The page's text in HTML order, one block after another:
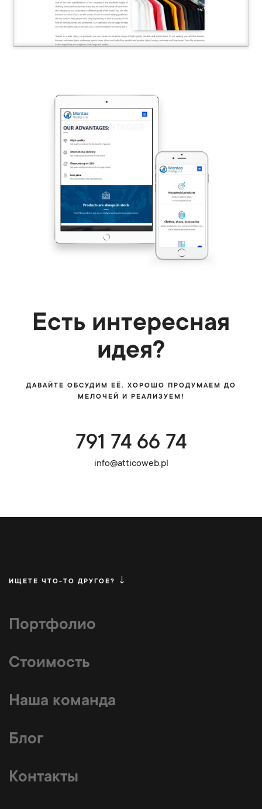
Есть интересная
идея?
ДАВАЙТЕ ОБСУДИМ ЕЁ. ХОРОШО ПРОДУМАЕМ ДО
МЕЛОЧЕЙ И РЕАЛИЗУЕМ!
791 74 66 74
info@atticoweb.pl
ИЩЕТЕ ЧТО-ТО ДРУГОЕ?
Портфолио
Стоимость
Наша команда
Блог
Контакты